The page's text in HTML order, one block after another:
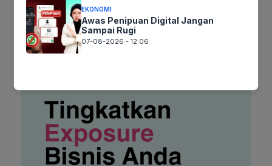
EKONOMI
Awas Penipuan Digital Jangan
Sampai Rugi
07-08-2026 - 12.06